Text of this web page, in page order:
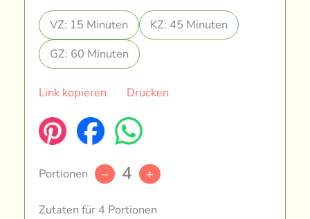
VZ: 15 Minuten
KZ: 45 Minuten
GZ: 60 Minuten
Link kopieren Drucken
Portionen – 4 +
Zutaten für 4 Portionen